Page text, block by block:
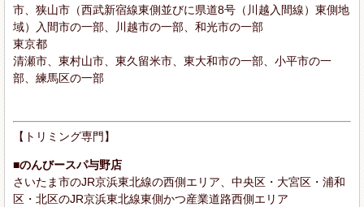
市、狭山市（西武新宿線東側並びに県道8号（川越入間線）東側地
域）入間市の一部、川越市の一部、和光市の一部
東京都
清瀬市、東村山市、東久留米市、東大和市の一部、小平市の一
部、練馬区の一部
【トリミング専門】
■のんびースパ与野店
さいたま市のJR京浜東北線の西側エリア、中央区・大宮区・浦和
区・北区のJR京浜東北線東側かつ産業道路西側エリア